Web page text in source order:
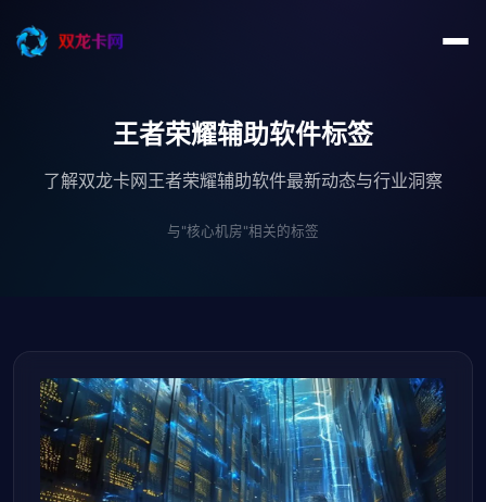
王者荣耀辅助软件标签
了解双龙卡网王者荣耀辅助软件最新动态与行业洞察
与"核心机房"相关的标签